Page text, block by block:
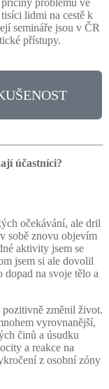
lidmi na cestě k
semináře jsou v ČR
přístupy.
účastníci?
očekávání, ale dril
sobě znovu objevím
aktivity jsem se
jsem si ale dovolil
na svoje tělo a
pozitivně změnil život.
vyrovnanější,
činů a úsudku
a reakce na
z osobní zóny